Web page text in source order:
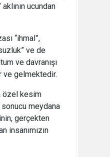
ucundan
“ihmal”,
ve de
ve davranışı
ve gelmektedir.
özel kesim
sonucu meydana
gerçekten
insanımızın